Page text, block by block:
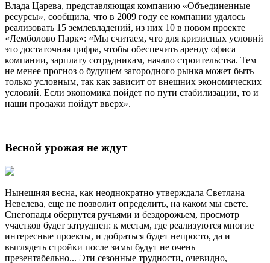
Влада Царева, представляющая компанию «Объединенные
ресурсы», сообщила, что в 2009 году ее компании удалось
реализовать 15 землевладений, из них 10 в новом проекте
«Лемболово Парк»: «Мы считаем, что для кризисных условий
это достаточная цифра, чтобы обеспечить аренду офиса
компании, зарплату сотрудникам, начало строительства. Тем
не менее прогноз о будущем загородного рынка может быть
только условным, так как зависит от внешних экономических
условий. Если экономика пойдет по пути стабилизации, то и
наши продажи пойдут вверх».
Весной урожая не ждут
Нынешняя весна, как неоднократно утверждала Светлана
Невелева, еще не позволит определить, на каком мы свете.
Снегопады обернутся ручьями и бездорожьем, просмотр
участков будет затруднен: к местам, где реализуются многие
интересные проекты, и добраться будет непросто, да и
выглядеть стройки после зимы будут не очень
презентабельно... Эти сезонные трудности, очевидно,